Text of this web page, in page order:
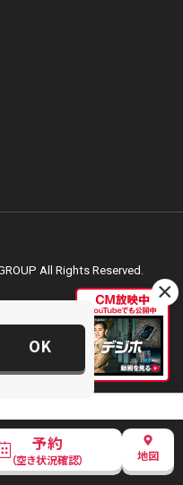
All Rights Reserved.
予約
（空き状況確認） 地図
×
OK